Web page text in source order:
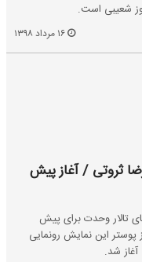
شعیبی است.
ثروتی / آغاز پیش
تالار وحدت برای پیش
این نمایش رونمایی
شد.